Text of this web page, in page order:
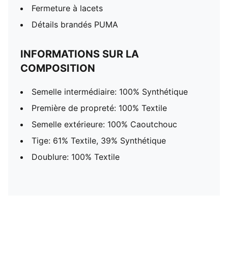
Fermeture à lacets
Détails brandés PUMA
INFORMATIONS SUR LA
COMPOSITION
Semelle intermédiaire: 100% Synthétique
Première de propreté: 100% Textile
Semelle extérieure: 100% Caoutchouc
Tige: 61% Textile, 39% Synthétique
Doublure: 100% Textile